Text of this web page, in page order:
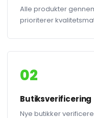
Alle produkter
prioriterer
02
Butiksverificering
Nye butikker